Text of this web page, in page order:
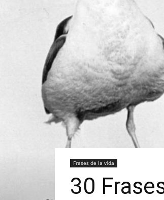
Frases de la vida
30